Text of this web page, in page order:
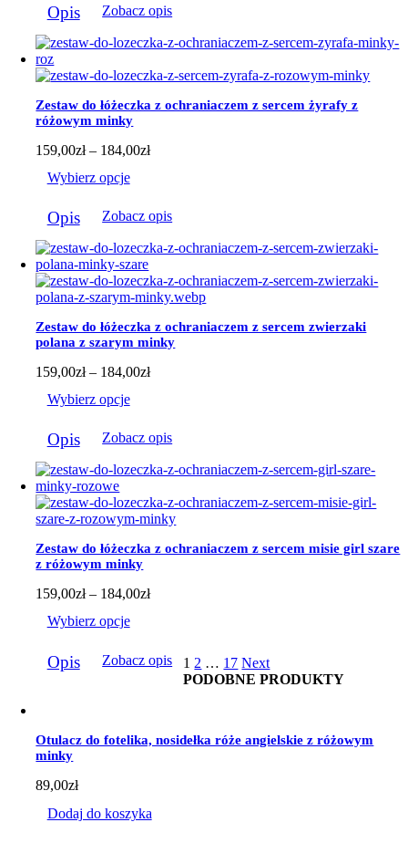
do
produkt
ma
wiele
wariantów.
Opcje
można
wybrać
na
stronie
Opis Zobacz opis
Zestaw do łóżeczka z ochraniaczem z sercem żyrafy z
różowym minky
159,00zł – 184,00złZakres
do
Wybierz opcje
produkt
ma
wiele
wariantów.
Opcje
można
wybrać
na
stronie
produktu
Opis Zobacz opis
Zestaw do łóżeczka z ochraniaczem z sercem zwierzaki
polana z szarym minky
159,00zł – 184,00złZakres
do
Wybierz opcje
produkt
ma
wiele
wariantów.
Opcje
można
wybrać
na
stronie
produktu
Opis Zobacz opis
Zestaw do łóżeczka z ochraniaczem z sercem misie girl szare
z różowym minky
159,00zł – 184,00złZakres
do
184,00zł
Wybierz opcje
produkt
można
wybrać
na
stronie
produktu
Opis Zobacz opis 1 2 … 17 Next
PODOBNE PRODUKTY
Otulacz do fotelika, nosidełka róże angielskie z różowym
minky
89,00zł
Dodaj do koszyka